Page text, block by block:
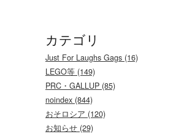
カテゴリ
Just For Laughs Gags (16)
LEGO等 (149)
PRC・GALLUP (85)
noindex (844)
おそロシア (120)
お知らせ (29)